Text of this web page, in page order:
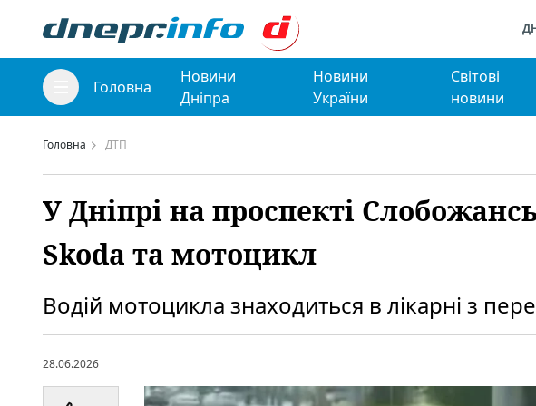
Головна
Новини
Дніпра
Новини
України
Світові
новини
Головна ДТП
У Дніпрі на проспекті
Skoda та мотоцикл
Водій мотоцикла знаходиться в лікарні з
28.06.2026